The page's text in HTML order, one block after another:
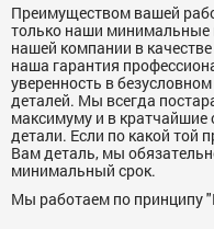
Преимуществом вашей
только наши
нашей компании в
наша гарантия
уверенность в
деталей. Мы всегда
максимуму и в
детали. Если по какой той
Вам деталь, мы
минимальный срок.
Мы работаем по принципу